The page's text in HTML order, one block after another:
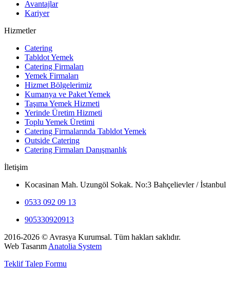
Avantajlar
Kariyer
Hizmetler
Catering
Tabldot Yemek
Catering Firmaları
Yemek Firmaları
Hizmet Bölgelerimiz
Kumanya ve Paket Yemek
Taşıma Yemek Hizmeti
Yerinde Üretim Hizmeti
Toplu Yemek Üretimi
Catering Firmalarında Tabldot Yemek
Outside Catering
Catering Firmaları Danışmanlık
İletişim
Kocasinan Mah. Uzungöl Sokak. No:3 Bahçelievler / İstanbul
0533 092 09 13
905330920913
2016-2026 © Avrasya Kurumsal. Tüm hakları saklıdır.
Web Tasarım Anatolia System
Teklif Talep Formu